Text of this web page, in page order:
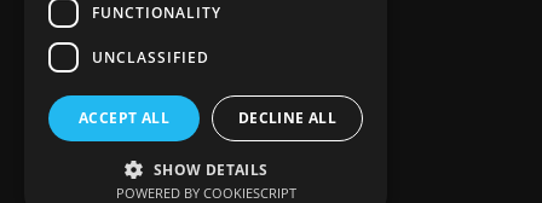
65039, 🇺🇦 Україна, м. Одеса
вул. Фонтанська дорога 4а
вул. Соборна 67, офіс 1
+38 (098) 135-64-65
advcomppravda@gmail.com
FUNCTIONALITY
UNCLASSIFIED
ACCEPT ALL DECLINE ALL
SHOW DETAILS
POWERED BY COOKIESCRIPT